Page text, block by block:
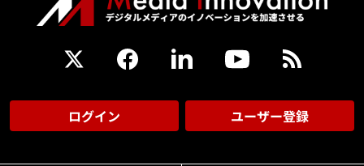
ログイン ユーザー登録